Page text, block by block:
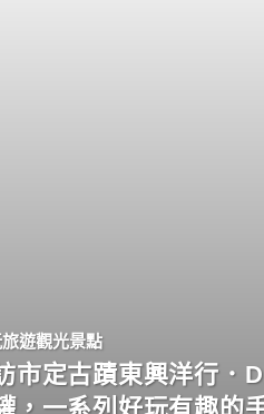
遊觀光景點
市定古蹟東興洋行．
，一系列好玩有趣的